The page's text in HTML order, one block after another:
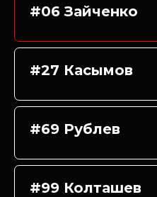
#06 Зайченко
#27 Касымов
#69 Рублев
#99 Колташев